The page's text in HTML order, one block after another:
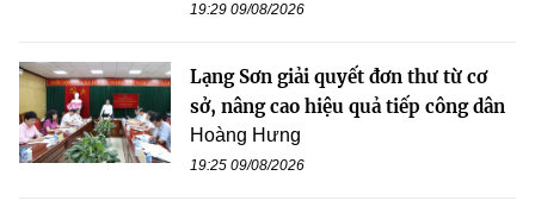
19:29 09/08/2026
Lạng Sơn giải quyết đơn thư từ cơ
sở, nâng cao hiệu quả tiếp công dân
Hoàng Hưng
19:25 09/08/2026